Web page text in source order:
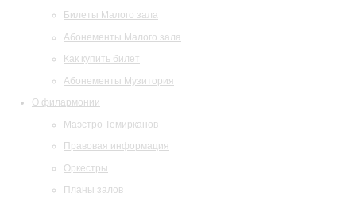
Билеты Малого зала
Абонементы Малого зала
Как купить билет
Абонементы Музитория
О филармонии
Маэстро Темирканов
Правовая информация
Оркестры
Планы залов